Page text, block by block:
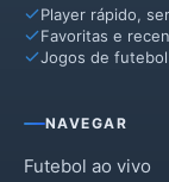
Player rápido,
Favoritas e
Jogos de
NAVEGAR
Futebol ao vivo